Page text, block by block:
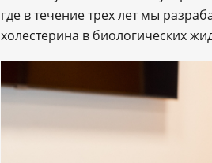
где в течение трех лет мы
холестерина в биологических